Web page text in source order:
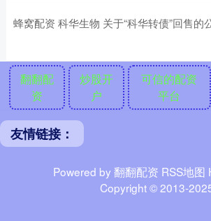
蜂窝配资 科华生物 关于“科华转债”回售的
翻翻配
资
炒股开
户
可信的配资
平台
友情链接：
Powered by 翻翻配资 RSS地图
Copyright© 2013-